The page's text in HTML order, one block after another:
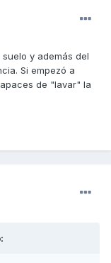
y además del
Si empezó a
de "lavar" la